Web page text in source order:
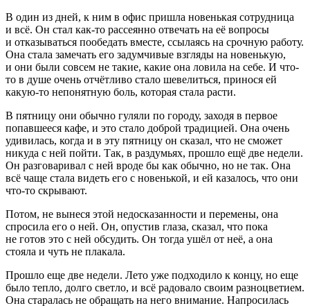
В один из дней, к ним в офис пришла новенькая сотрудница
и всё. Он стал как-то рассеянно отвечать на её вопросы
и отказываться пообедать вместе, ссылаясь на срочную работу.
Она стала замечать его задумчивые взгляды на новенькую,
и они были совсем не такие, какие она ловила на себе. И что-
то в душе очень отчётливо стало шевелиться, принося ей
какую-то непонятную боль, которая стала расти.
В пятницу они обычно гуляли по городу, заходя в первое
попавшееся кафе, и это стало доброй традицией. Она очень
удивилась, когда и в эту пятницу он сказал, что не сможет
никуда с ней пойти. Так, в раздумьях, прошло ещё две недели.
Он разговаривал с ней вроде бы как обычно, но не так. Она
всё чаще стала видеть его с новенькой, и ей казалось, что они
что-то скрывают.
Потом, не вынеся этой недосказанности и перемены, она
спросила его о ней. Он, опустив глаза, сказал, что пока
не готов это с ней обсудить. Он тогда ушёл от неё, а она
стояла и чуть не плакала.
Прошло еще две недели. Лето уже подходило к концу, но еще
было тепло, долго светло, и всё радовало своим разноцветием.
Она старалась не обращать на него внимание. Напросилась